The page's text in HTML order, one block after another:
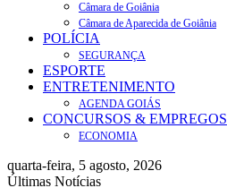
Câmara de Goiânia
Câmara de Aparecida de Goiânia
POLÍCIA
SEGURANÇA
ESPORTE
ENTRETENIMENTO
AGENDA GOIÁS
CONCURSOS & EMPREGOS
ECONOMIA
quarta-feira, 5 agosto, 2026
Últimas Notícias